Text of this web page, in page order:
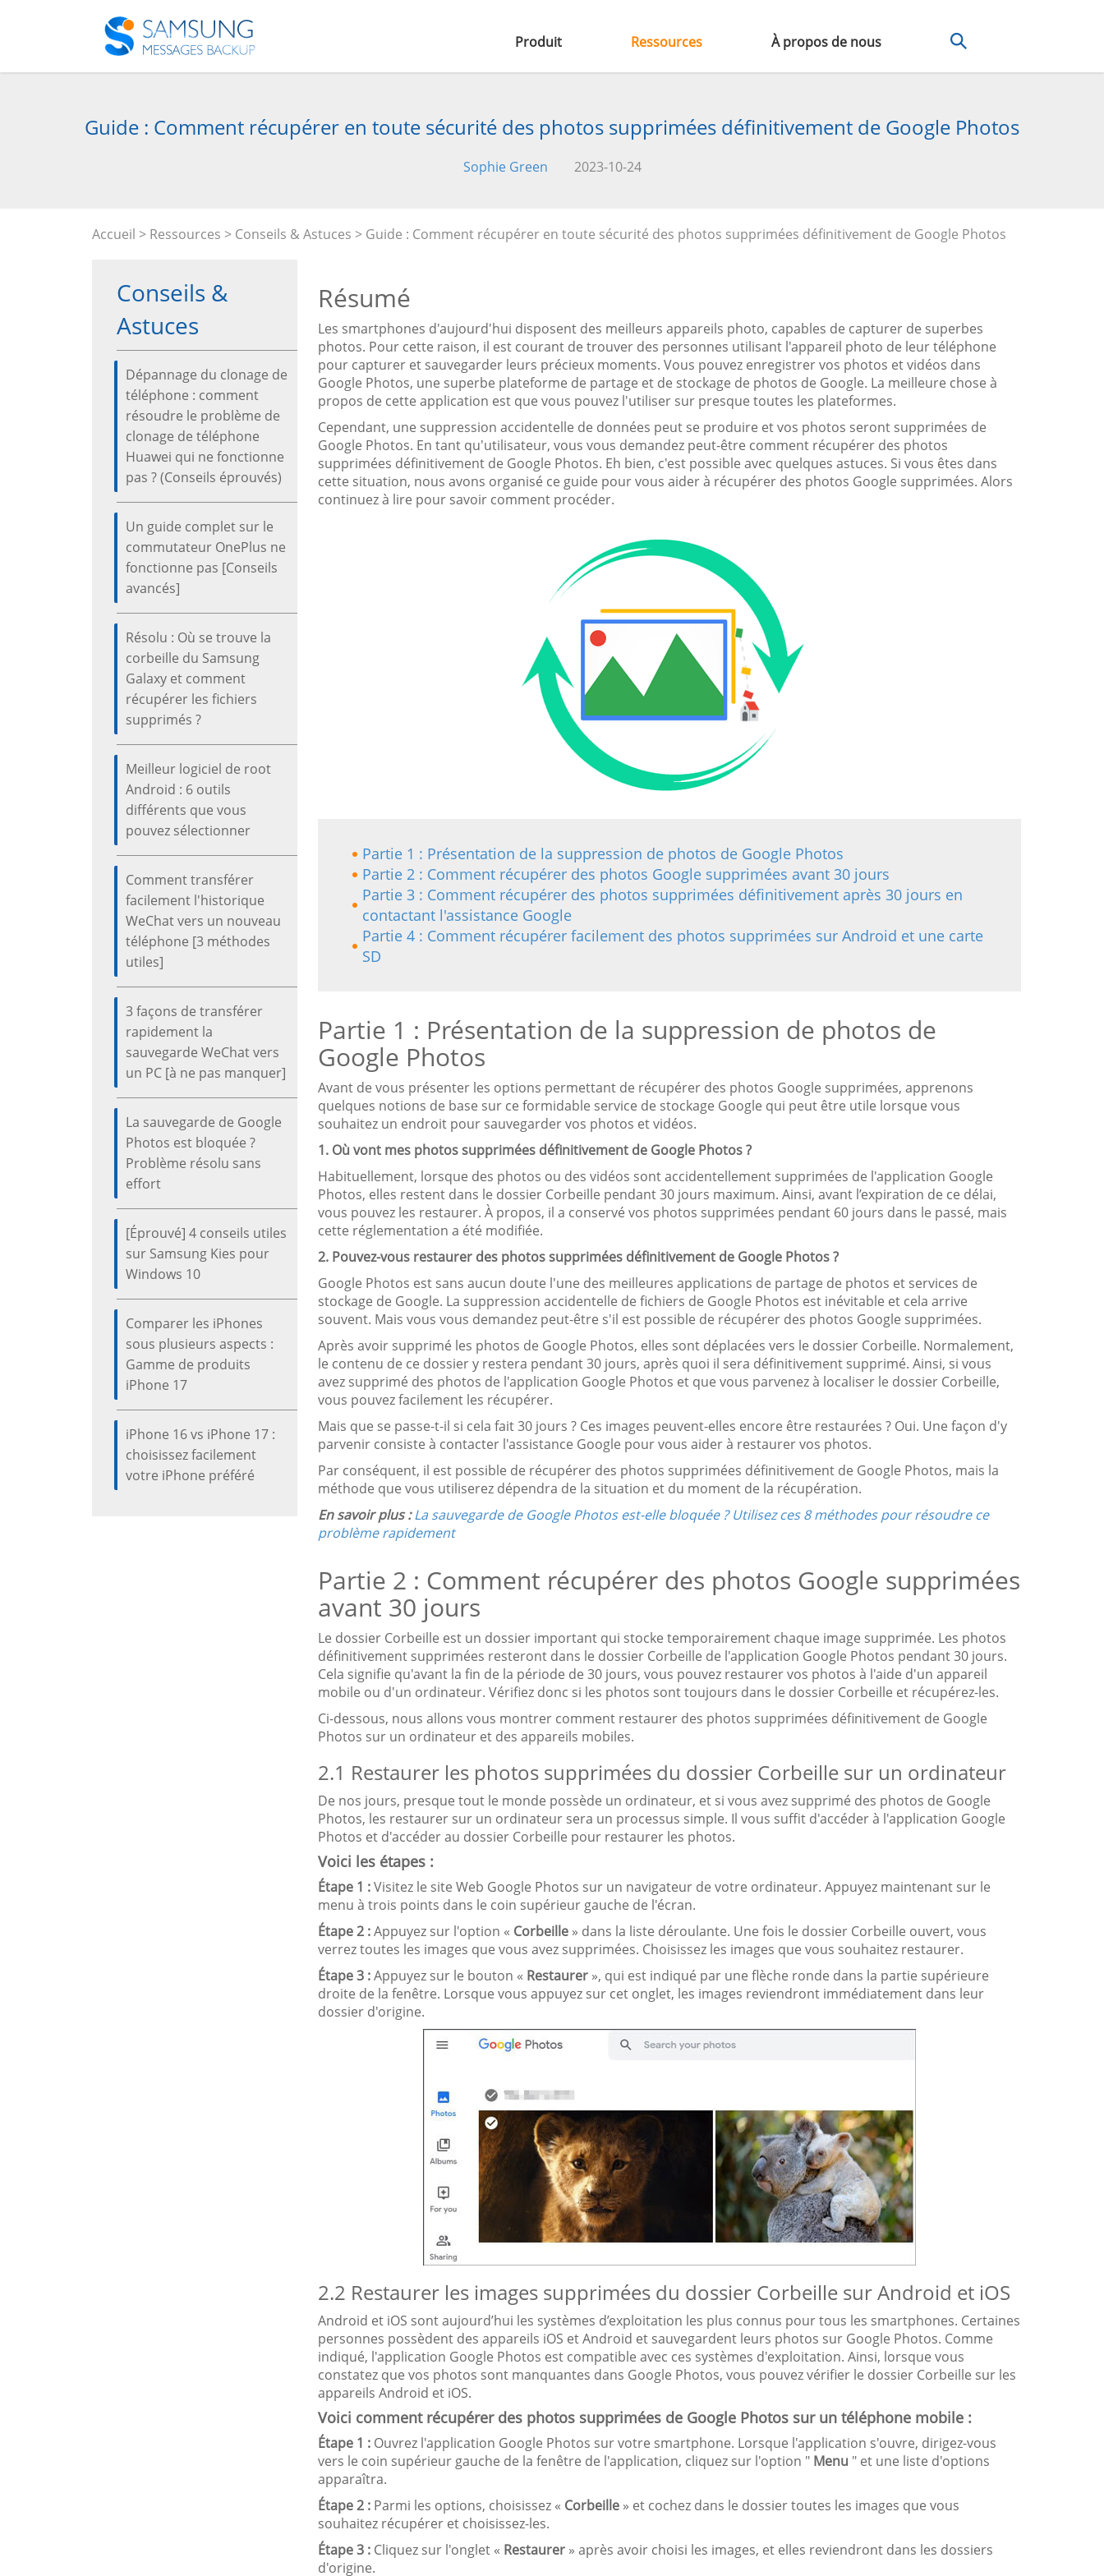
Produit Ressources À propos de nous
Guide : Comment récupérer en toute sécurité des photos supprimées définitivement de Google Photos
Sophie Green 2023-10-24
Accueil > Ressources > Conseils & Astuces > Guide : Comment récupérer en toute sécurité des photos supprimées définitivement de Google Photos
Conseils &
Astuces
Dépannage du clonage de
téléphone : comment
résoudre le problème de
clonage de téléphone
Huawei qui ne fonctionne
pas ? (Conseils éprouvés)
Un guide complet sur le
commutateur OnePlus ne
fonctionne pas [Conseils
avancés]
Résolu : Où se trouve la
corbeille du Samsung
Galaxy et comment
récupérer les fichiers
supprimés ?
Meilleur logiciel de root
Android : 6 outils
différents que vous
pouvez sélectionner
Comment transférer
facilement l'historique
WeChat vers un nouveau
téléphone [3 méthodes
utiles]
3 façons de transférer
rapidement la
sauvegarde WeChat vers
un PC [à ne pas manquer]
La sauvegarde de Google
Photos est bloquée ?
Problème résolu sans
effort
[Éprouvé] 4 conseils utiles
sur Samsung Kies pour
Windows 10
Comparer les iPhones
sous plusieurs aspects :
Gamme de produits
iPhone 17
iPhone 16 vs iPhone 17 :
choisissez facilement
votre iPhone préféré
Résumé
Les smartphones d'aujourd'hui disposent des meilleurs appareils photo, capables de capturer de superbes
photos. Pour cette raison, il est courant de trouver des personnes utilisant l'appareil photo de leur téléphone
pour capturer et sauvegarder leurs précieux moments. Vous pouvez enregistrer vos photos et vidéos dans
Google Photos, une superbe plateforme de partage et de stockage de photos de Google. La meilleure chose à
propos de cette application est que vous pouvez l'utiliser sur presque toutes les plateformes.
Cependant, une suppression accidentelle de données peut se produire et vos photos seront supprimées de
Google Photos. En tant qu'utilisateur, vous vous demandez peut-être comment récupérer des photos
supprimées définitivement de Google Photos. Eh bien, c'est possible avec quelques astuces. Si vous êtes dans
cette situation, nous avons organisé ce guide pour vous aider à récupérer des photos Google supprimées. Alors
continuez à lire pour savoir comment procéder.
Partie 1 : Présentation de la suppression de photos de Google Photos
Partie 2 : Comment récupérer des photos Google supprimées avant 30 jours
Partie 3 : Comment récupérer des photos supprimées définitivement après 30 jours en
contactant l'assistance Google
Partie 4 : Comment récupérer facilement des photos supprimées sur Android et une carte
SD
Partie 1 : Présentation de la suppression de photos de
Google Photos
Avant de vous présenter les options permettant de récupérer des photos Google supprimées, apprenons
quelques notions de base sur ce formidable service de stockage Google qui peut être utile lorsque vous
souhaitez un endroit pour sauvegarder vos photos et vidéos.
1. Où vont mes photos supprimées définitivement de Google Photos ?
Habituellement, lorsque des photos ou des vidéos sont accidentellement supprimées de l'application Google
Photos, elles restent dans le dossier Corbeille pendant 30 jours maximum. Ainsi, avant l’expiration de ce délai,
vous pouvez les restaurer. À propos, il a conservé vos photos supprimées pendant 60 jours dans le passé, mais
cette réglementation a été modifiée.
2. Pouvez-vous restaurer des photos supprimées définitivement de Google Photos ?
Google Photos est sans aucun doute l'une des meilleures applications de partage de photos et services de
stockage de Google. La suppression accidentelle de fichiers de Google Photos est inévitable et cela arrive
souvent. Mais vous vous demandez peut-être s'il est possible de récupérer des photos Google supprimées.
Après avoir supprimé les photos de Google Photos, elles sont déplacées vers le dossier Corbeille. Normalement,
le contenu de ce dossier y restera pendant 30 jours, après quoi il sera définitivement supprimé. Ainsi, si vous
avez supprimé des photos de l'application Google Photos et que vous parvenez à localiser le dossier Corbeille,
vous pouvez facilement les récupérer.
Mais que se passe-t-il si cela fait 30 jours ? Ces images peuvent-elles encore être restaurées ? Oui. Une façon d'y
parvenir consiste à contacter l'assistance Google pour vous aider à restaurer vos photos.
Par conséquent, il est possible de récupérer des photos supprimées définitivement de Google Photos, mais la
méthode que vous utiliserez dépendra de la situation et du moment de la récupération.
En savoir plus : La sauvegarde de Google Photos est-elle bloquée ? Utilisez ces 8 méthodes pour résoudre ce
problème rapidement
Partie 2 : Comment récupérer des photos Google supprimées
avant 30 jours
Le dossier Corbeille est un dossier important qui stocke temporairement chaque image supprimée. Les photos
définitivement supprimées resteront dans le dossier Corbeille de l'application Google Photos pendant 30 jours.
Cela signifie qu'avant la fin de la période de 30 jours, vous pouvez restaurer vos photos à l'aide d'un appareil
mobile ou d'un ordinateur. Vérifiez donc si les photos sont toujours dans le dossier Corbeille et récupérez-les.
Ci-dessous, nous allons vous montrer comment restaurer des photos supprimées définitivement de Google
Photos sur un ordinateur et des appareils mobiles.
2.1 Restaurer les photos supprimées du dossier Corbeille sur un ordinateur
De nos jours, presque tout le monde possède un ordinateur, et si vous avez supprimé des photos de Google
Photos, les restaurer sur un ordinateur sera un processus simple. Il vous suffit d'accéder à l'application Google
Photos et d'accéder au dossier Corbeille pour restaurer les photos.
Voici les étapes :
Étape 1 :Visitez le site Web Google Photos sur un navigateur de votre ordinateur. Appuyez maintenant sur le
menu à trois points dans le coin supérieur gauche de l'écran.
Étape 2 :Appuyez sur l'option « Corbeille » dans la liste déroulante. Une fois le dossier Corbeille ouvert, vous
verrez toutes les images que vous avez supprimées. Choisissez les images que vous souhaitez restaurer.
Étape 3 :Appuyez sur le bouton « Restaurer », qui est indiqué par une flèche ronde dans la partie supérieure
droite de la fenêtre. Lorsque vous appuyez sur cet onglet, les images reviendront immédiatement dans leur
dossier d'origine.
2.2 Restaurer les images supprimées du dossier Corbeille sur Android et iOS
Android et iOS sont aujourd’hui les systèmes d’exploitation les plus connus pour tous les smartphones. Certaines
personnes possèdent des appareils iOS et Android et sauvegardent leurs photos sur Google Photos. Comme
indiqué, l'application Google Photos est compatible avec ces systèmes d'exploitation. Ainsi, lorsque vous
constatez que vos photos sont manquantes dans Google Photos, vous pouvez vérifier le dossier Corbeille sur les
appareils Android et iOS.
Voici comment récupérer des photos supprimées de Google Photos sur un téléphone mobile :
Étape 1 : Ouvrez l'application Google Photos sur votre smartphone. Lorsque l'application s'ouvre, dirigez-vous
vers le coin supérieur gauche de la fenêtre de l'application, cliquez sur l'option " Menu " et une liste d'options
apparaîtra.
Étape 2 : Parmi les options, choisissez « Corbeille » et cochez dans le dossier toutes les images que vous
souhaitez récupérer et choisissez-les.
Étape 3 : Cliquez sur l'onglet « Restaurer » après avoir choisi les images, et elles reviendront dans les dossiers
d'origine.